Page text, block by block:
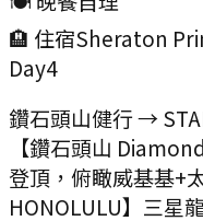
🏨 住宿Sheraton
Day4
鑽石頭山健行 →
【鑽石頭山
登頂，俯瞰威基基+
HONOLULU】三星